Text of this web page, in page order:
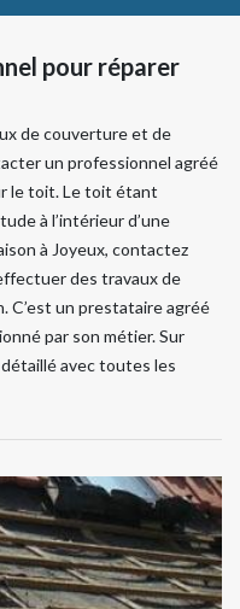
pour réparer
de couverture et de
un professionnel agréé
le toit. Le toit étant
à l’intérieur d’une
à Joyeux, contactez
des travaux de
C’est un prestataire agréé
par son métier. Sur
avec toutes les